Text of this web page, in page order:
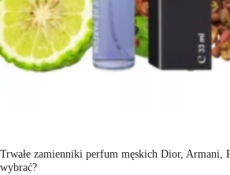
Trwałe zamienniki perfum męskich Dior, Armani,
wybrać?